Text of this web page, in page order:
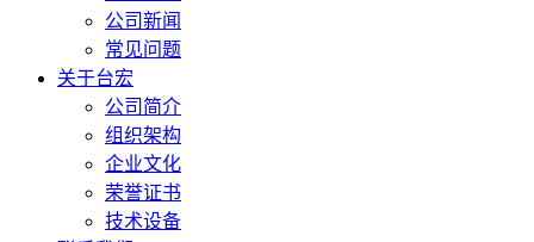
公司新闻
常见问题
关于台宏
公司简介
组织架构
企业文化
荣誉证书
技术设备